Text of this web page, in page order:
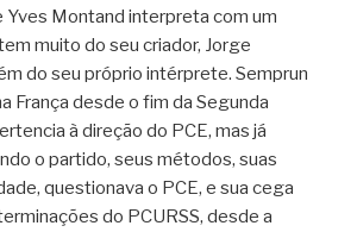
Yves Montand interpreta com um
muito do seu criador, Jorge
do seu próprio intérprete. Semprun
França desde o fim da Segunda
à direção do PCE, mas já
o partido, seus métodos, suas
questionava o PCE, e sua cega
do PCURSS, desde a